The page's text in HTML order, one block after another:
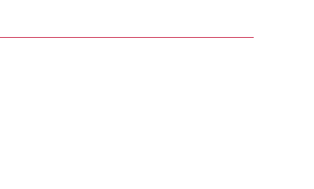
enfrentar diversas situaciones: